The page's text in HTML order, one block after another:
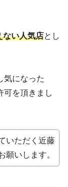
ない人気店とし
気になった
可を頂きまし
いただく近藤
願いします。